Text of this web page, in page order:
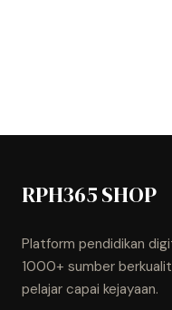
RPH365 SHOP
Platform pendidikan
1000+ sumber
pelajar capai kejayaan.